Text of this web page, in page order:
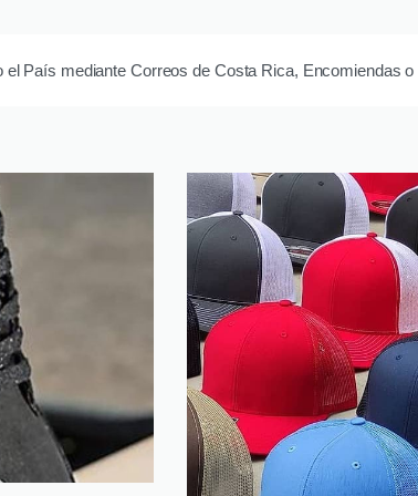
el País mediante Correos de Costa Rica, Encomiendas o